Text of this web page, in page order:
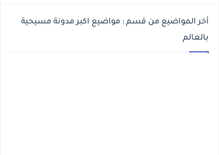
أخر المواضيع من قسم : مواضيع اكبر مدونة مسيحية
بالعالم